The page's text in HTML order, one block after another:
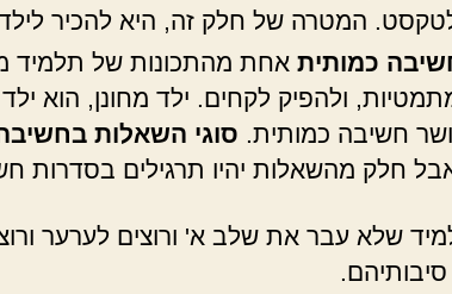
המטרה של חלק זה, היא להכיר
כמותית אחת מהתכונות של תלמיד
ולהפיק לקחים. ילד מחונן, הוא
חשיבה כמותית. סוגי השאלות
אבל חלק מהשאלות יהיו תרגילים בסדרות
שלא עבר את שלב א' ורוצים לערער